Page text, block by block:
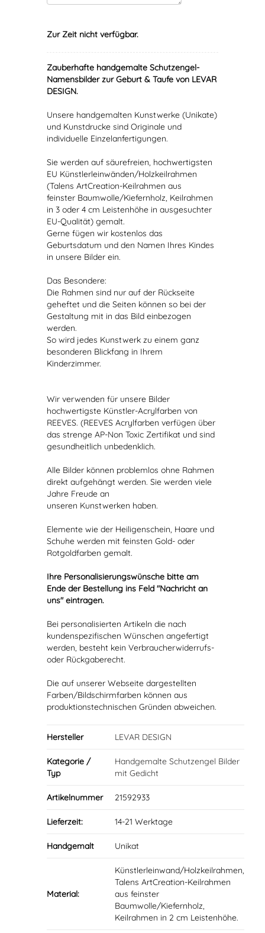
Zur Zeit nicht verfügbar.
Zauberhafte handgemalte Schutzengel-
Namensbilder zur Geburt & Taufe von LEVAR
DESIGN.
Unsere handgemalten Kunstwerke (Unikate)
und Kunstdrucke sind Originale und
individuelle Einzelanfertigungen.
Sie werden auf säurefreien, hochwertigsten
EU Künstlerleinwänden/Holzkeilrahmen
(Talens ArtCreation-Keilrahmen aus
feinster Baumwolle/Kiefernholz, Keilrahmen
in 3 oder 4 cm Leistenhöhe in ausgesuchter
EU-Qualität) gemalt.
Gerne fügen wir kostenlos das
Geburtsdatum und den Namen Ihres Kindes
in unsere Bilder ein.
Das Besondere:
Die Rahmen sind nur auf der Rückseite
geheftet und die Seiten können so bei der
Gestaltung mit in das Bild einbezogen
werden.
So wird jedes Kunstwerk zu einem ganz
besonderen Blickfang in Ihrem
Kinderzimmer.
Wir verwenden für unsere Bilder
hochwertigste Künstler-Acrylfarben von
REEVES. (REEVES Acrylfarben verfügen über
das strenge AP-Non Toxic Zertifikat und sind
gesundheitlich unbedenklich.
Alle Bilder können problemlos ohne Rahmen
direkt aufgehängt werden. Sie werden viele
Jahre Freude an
unseren Kunstwerken haben.
Elemente wie der Heiligenschein, Haare und
Schuhe werden mit feinsten Gold- oder
Rotgoldfarben gemalt.
Ihre Personalisierungswünsche bitte am
Ende der Bestellung ins Feld "Nachricht an
uns" eintragen.
Bei personalisierten Artikeln die nach
kundenspezifischen Wünschen angefertigt
werden, besteht kein Verbraucherwiderrufs-
oder Rückgaberecht.
Die auf unserer Webseite dargestellten
Farben/Bildschirmfarben können aus
produktionstechnischen Gründen abweichen.
Hersteller LEVAR DESIGN
Kategorie /
Typ
Handgemalte Schutzengel Bilder
mit Gedicht
Artikelnummer 21592933
Lieferzeit: 14-21 Werktage
Handgemalt Unikat
Material:
Künstlerleinwand/Holzkeilrahmen,
Talens ArtCreation-Keilrahmen
aus feinster
Baumwolle/Kiefernholz,
Keilrahmen in 2 cm Leistenhöhe.